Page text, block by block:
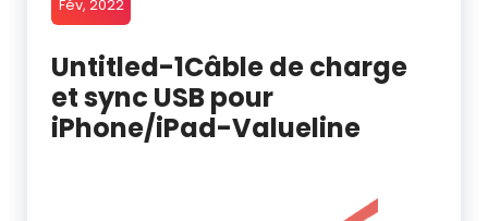
Fév, 2022
Untitled-1Câble de charge
et sync USB pour
iPhone/iPad-Valueline